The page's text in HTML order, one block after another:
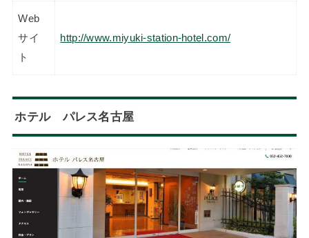
Web
サイ
ト
http://www.miyuki-station-hotel.com/
ホテル パレス名古屋